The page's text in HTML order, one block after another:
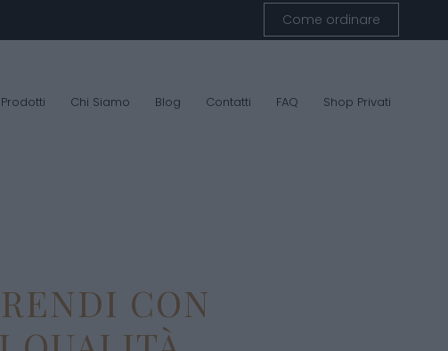
Come ordinare
Prodotti Chi Siamo Blog Contatti FAQ Shop Privati
CON